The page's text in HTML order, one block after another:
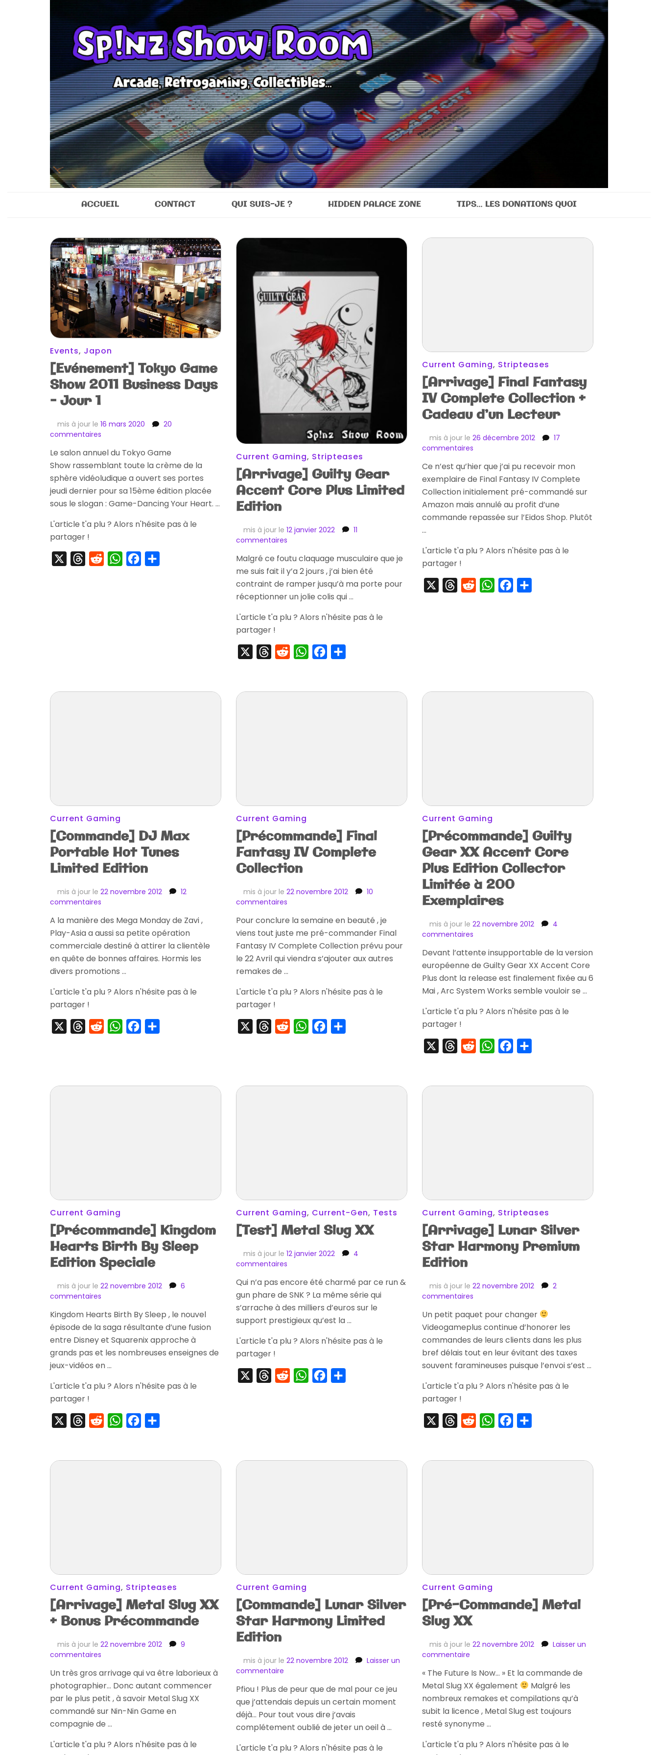
Sp!nz Show Room
ACCUEIL CONTACT QUI SUIS-JE ? HIDDEN PALACE ZONE TIPS… LES DONATIONS QUOI
Events, Japon
[Evénement] Tokyo Game
Show 2011 Business Days
– Jour 1
mis à jour le 16 mars 2020
20
commentaires
Tokyo
Game
Show
Business
Days
Jour
Le salon annuel du Tokyo Game
Show rassemblant toute la crème de la
sphère vidéoludique a ouvert ses portes
jeudi dernier pour sa 15ème édition placée
sous le slogan : Game-Dancing Your Heart. …
L'article t'a plu ? Alors n'hésite pas à le
partager !
ThreadsRedditWhatsAppFacebook
Current Gaming, Stripteases
[Arrivage] Guilty Gear
Accent Core Plus Limited
Edition
mis à jour le 12 janvier 2022
11
commentairessur
Guilty
Gear
Accent
Core
Plus
Edition
Malgré ce foutu claquage musculaire que je
me suis fait il y’a 2 jours , j’ai bien été
contraint de ramper jusqu’à ma porte pour
réceptionner un jolie colis qui …
L'article t'a plu ? Alors n'hésite pas à le
partager !
ThreadsRedditWhatsAppFacebook
Current Gaming, Stripteases
[Arrivage] Final Fantasy
IV Complete Collection +
Cadeau d’un Lecteur
mis à jour le 26 décembre 2012
17
commentairessur
Final
Fantasy
IV
Complete
Collection
+
Lecteur
Ce n’est qu’hier que j’ai pu recevoir mon
exemplaire de Final Fantasy IV Complete
Collection initialement pré-commandé sur
Amazon mais annulé au profit d’une
commande repassée sur l’Eidos Shop. Plutôt
…
L'article t'a plu ? Alors n'hésite pas à le
partager !
ThreadsRedditWhatsAppFacebook
Current Gaming
[Commande] DJ Max
Portable Hot Tunes
Limited Edition
mis à jour le 22 novembre 2012
12
commentaires
DJ
Max
Portable
Tunes
Limited
A la manière des Mega Monday de Zavi ,
Play-Asia a aussi sa petite opération
commerciale destiné à attirer la clientèle
en quête de bonnes affaires. Hormis les
divers promotions …
L'article t'a plu ? Alors n'hésite pas à le
partager !
ThreadsRedditWhatsAppFacebook
Current Gaming
[Précommande] Final
Fantasy IV Complete
Collection
mis à jour le 22 novembre 2012
10
commentairessur
Final
Fantasy
IV
Complete
Collection
Pour conclure la semaine en beauté , je
viens tout juste me pré-commander Final
Fantasy IV Complete Collection prévu pour
le 22 Avril qui viendra s’ajouter aux autres
remakes de …
L'article t'a plu ? Alors n'hésite pas à le
partager !
ThreadsRedditWhatsAppFacebook
Current Gaming
[Précommande] Guilty
Gear XX Accent Core
Plus Edition Collector
Limitée à 200
Exemplaires
mis à jour le 22 novembre 2012
4
commentairessur
Guilty
Gear
XX
Core
Edition
Limitée
à
Devant l’attente insupportable de la version
européenne de Guilty Gear XX Accent Core
Plus dont la release est finalement fixée au 6
Mai , Arc System Works semble vouloir se …
L'article t'a plu ? Alors n'hésite pas à le
partager !
ThreadsRedditWhatsAppFacebook
Current Gaming
[Précommande] Kingdom
Hearts Birth By Sleep
Edition Speciale
mis à jour le 22 novembre 2012
6
commentaires
Kingdom
Hearts
Birth
Sleep
Edition
Kingdom Hearts Birth By Sleep , le nouvel
épisode de la saga résultante d’une fusion
entre Disney et Squaren ix approche à
grands pas et les nombreuses enseignes de
jeux-vidéos en …
L'article t'a plu ? Alors n'hésite pas à le
partager !
ThreadsRedditWhatsAppFacebook
Current Gaming, Current-Gen, Tests
[Test] Metal Slug XX
mis à jour le 12 janvier 2022
4
commentairessur
Metal
Slug
XX
Qui n’a pas encore été charmé par ce run &
gun phare de SNK ? La même série qui
s’arrache à des milliers d’euros sur le
support prestigieux qu’est la …
L'article t'a plu ? Alors n'hésite pas à le
partager !
ThreadsRedditWhatsAppFacebook
Current Gaming, Stripteases
[Arrivage] Lunar Silver
Star Harmony Premium
Edition
mis à jour le 22 novembre 2012
2
commentairessur
Lunar
Silver
Star
Premium
Edition
Un petit paquet pour changer
Videogameplus continue d’honorer les
commandes de leurs clients dans les plus
bref délais tout en leur évitant des taxes
souvent faramineuses puisque l’envoi s’est …
L'article t'a plu ? Alors n'hésite pas à le
partager !
ThreadsRedditWhatsAppFacebook
Current Gaming, Stripteases
[Arrivage] Metal Slug XX
+ Bonus Précommande
mis à jour le 22 novembre 2012
9
commentaires
Metal
Slug
XX
Bonus
Précommande
Un très gros arrivage qui va être laborieux à
photographier… Donc autant commencer
par le plus petit , à savoir Metal Slug XX
commandé sur Nin-Nin Game en
compagnie de …
L'article t'a plu ? Alors n'hésite pas à le
Current Gaming
[Commande] Lunar Silver
Star Harmony Limited
Edition
mis à jour le 22 novembre 2012
Laisser un
commentairesur
Lunar
Silver
Star
Limited
Pfiou ! Plus de peur que de mal pour ce jeu
que j’attendais depuis un certain moment
déjà… Pour tout vous dire j’avais
complétement oublié de jeter un oeil à …
L'article t'a plu ? Alors n'hésite pas à le
Current Gaming
[Pré-Commande] Metal
Slug XX
mis à jour le 22 novembre 2012
Laisser un
commentairesur
Commande]
Metal
Slug
« The Future Is Now… » Et la commande de
Metal Slug XX également
Malgré les
nombreux remakes et compilations qu’à
subit la licence , Metal Slug est toujours
resté synonyme …
L'article t'a plu ? Alors n'hésite pas à le